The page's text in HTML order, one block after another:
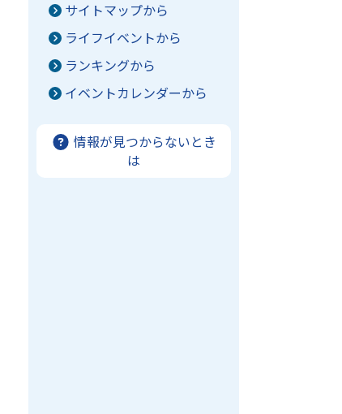
サイトマップから
ライフイベントから
ランキングから
イベントカレンダーから
情報が見つからないとき
は